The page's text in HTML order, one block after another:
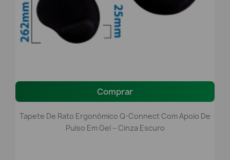
Comprar
Tapete De Rato Ergonómico Q-Connect Com Apoio De
Pulso Em Gel – Cinza Escuro